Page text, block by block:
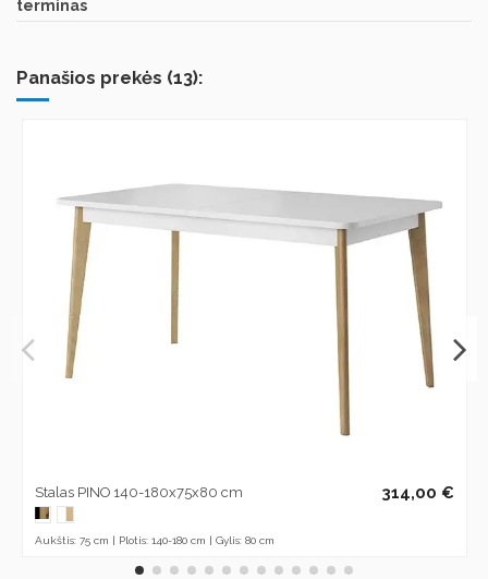
terminas
Panašios prekės (13):
Stalas PINO 140-180x75x80 cm
Aukštis: 75 cm | Plotis: 140-180 cm | Gylis: 80 cm
314,00 €